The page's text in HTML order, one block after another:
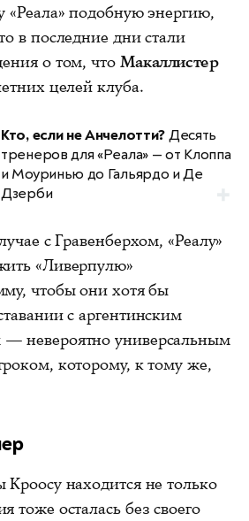
«Реала» подобную энергию,
в последние дни стали
о том, что Макаллистер
целей клуба.
Кто, если не Анчелотти?Десять
тренеров для «Реала» — от Клоппа
и Моуринью до Гальярдо и Де
Дзерби
с Гравенберхом, «Реалу»
«Ливерпулю»
чтобы они хотя бы
с аргентинским
невероятно универсальным
которому, к тому же,
находится не только
тоже осталась без своего